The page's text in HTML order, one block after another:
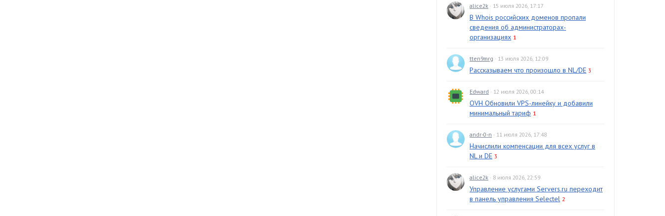
alice2k · 15 июля 2026, 17:17
В Whois российских доменов пропали
сведения об администраторах-
организациях 1
tten9mrg · 13 июля 2026, 12:09
Рассказываем что произошло в NL/DE 3
Edward · 12 июля 2026, 00:14
OVH Обновили VPS-линейку и добавили
минимальный тариф 1
andr-0-n · 11 июля 2026, 17:48
Начислили компенсации для всех услуг в
NL и DE 3
alice2k · 8 июля 2026, 22:59
Управление услугами Servers.ru переходит
в панель управления Selectel 2